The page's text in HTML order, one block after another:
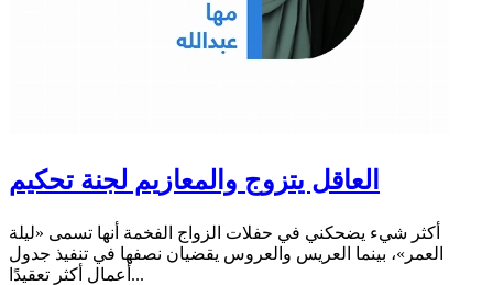
العاقل يتزوج والمعازيم لجنة تحكيم
أكثر شيء يضحكني في حفلات الزواج الفخمة أنها تسمى «ليلة
العمر»، بينما العريس والعروس يقضيان نصفها في تنفيذ جدول
أعمال أكثر تعقيدًا...